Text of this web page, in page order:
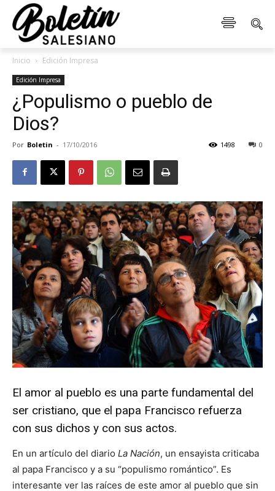
Inicio Edición Impresa
Edición Impresa
¿Populismo o pueblo de
Dios?
Por Boletin - 17/10/2016 0
1498
El amor al pueblo es una parte fundamental del
ser cristiano, que el papa Francisco refuerza
con sus dichos y con sus actos.
En un artículo del diario La Nación, un ensayista criticaba
al papa Francisco y a su “populismo romántico”. Es
interesante ver las raíces de este amor al pueblo que sin